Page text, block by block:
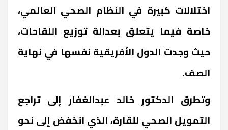
اختلالات كبيرة في النظام الصحي العالمي،
خاصة فيما يتعلق بعدالة توزيع اللقاحات،
حيث وجدت الدول الأفريقية نفسها في نهاية
الصف.
وتطرق الدكتور خالد عبدالغفار إلى تراجع
التمويل الصحي للقارة، الذي انخفض إلى نحو